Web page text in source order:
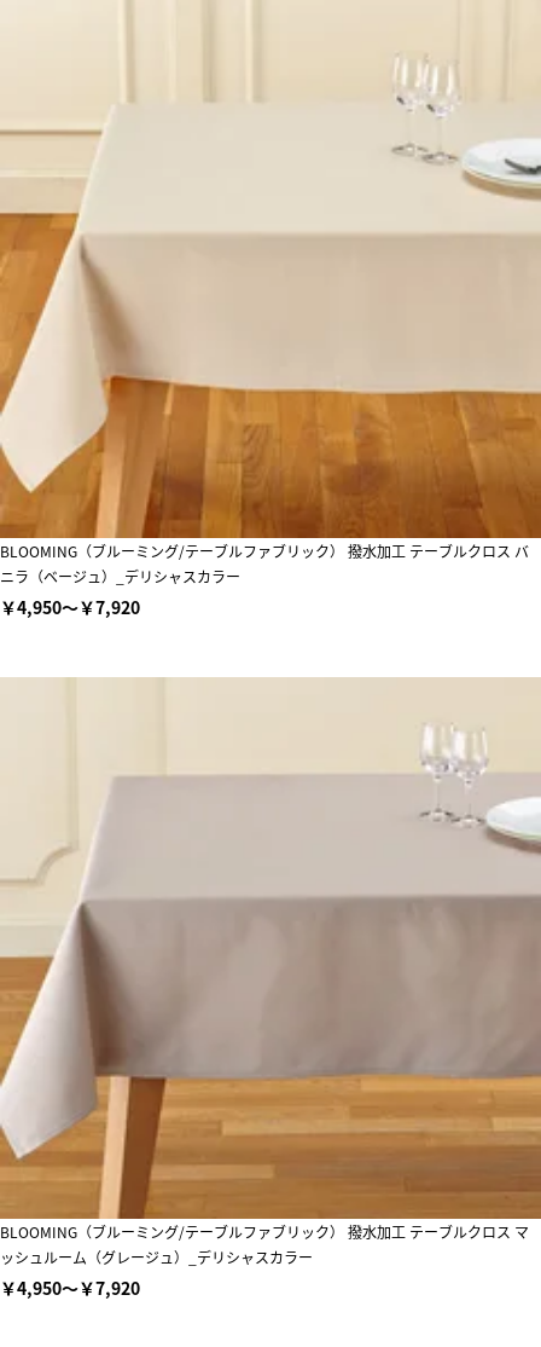
BLOOMING（ブルーミング/テーブルファブリック） 撥水加工 テーブルクロス バ
ニラ（ベージュ）_デリシャスカラー
￥4,950～￥7,920
BLOOMING（ブルーミング/テーブルファブリック） 撥水加工 テーブルクロス マ
ッシュルーム（グレージュ）_デリシャスカラー
￥4,950～￥7,920